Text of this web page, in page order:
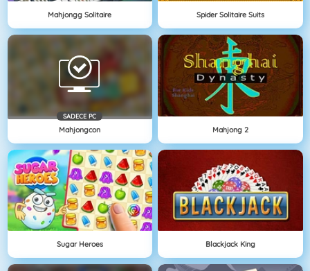
Mahjongg Solitaire Spider Solitaire Suits
SADECE PC
Mahjongcon Mahjong 2
Sugar Heroes Blackjack King